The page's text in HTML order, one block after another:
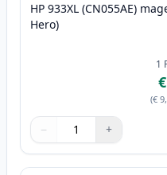
HP 933XL (CN055AE)
Hero)
1
(€
Menge
Verwenden Sie die
− +
Menge 1